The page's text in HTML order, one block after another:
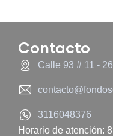
Contacto
Calle 93 # 11 -
3116048376
Horario de atención: